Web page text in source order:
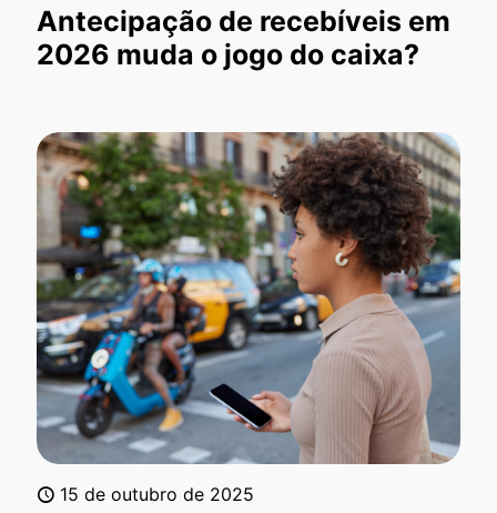
Antecipação de recebíveis em
2026 muda o jogo do caixa?
15 de outubro de 2025